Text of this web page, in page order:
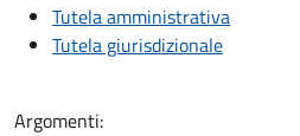
Tutela amministrativa
Tutela giurisdizionale
Argomenti: